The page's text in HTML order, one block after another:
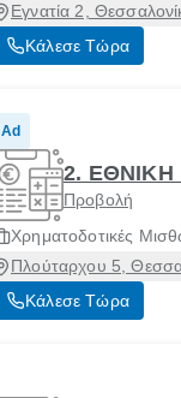
Εγνατία 2,
Κάλεσε Τώρα
Ad
2. ΕΘΝΙΚΗ
Προβολή
Χρηματοδοτικές
Πλούταρχου 5,
Κάλεσε Τώρα